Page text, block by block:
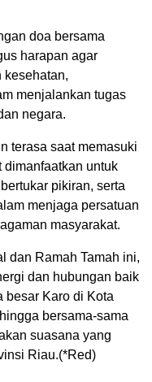
doa bersama
harapan agar
kesehatan,
menjalankan tugas
negara.
terasa saat memasuki
dimanfaatkan untuk
pikiran, serta
menjaga persatuan
masyarakat.
dan Ramah Tamah ini,
dan hubungan baik
besar Karo di Kota
bersama-sama
suasana yang
Riau.(*Red)